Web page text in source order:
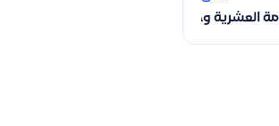
الفواتير البسيطة
العشرية وحدود تعديل الخانات العشرية في